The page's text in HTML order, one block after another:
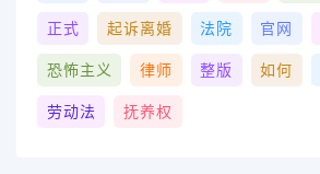
正式 起诉离婚 法院 官网
恐怖主义 律师 整版 如何
劳动法 抚养权